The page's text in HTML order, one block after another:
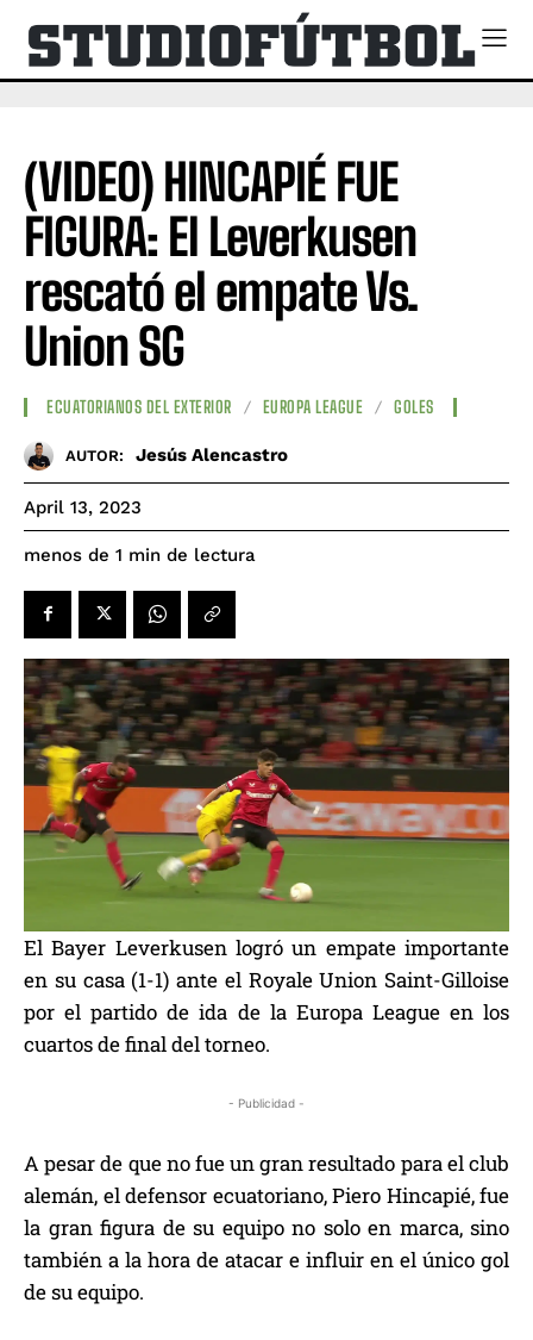
(VIDEO) HINCAPIÉ FUE
FIGURA: El Leverkusen
rescató el empate Vs.
Union SG
ECUATORIANOS DEL EXTERIOR EUROPA LEAGUE GOLES
AUTOR: Jesús Alencastro
April 13, 2023
menos de 1 min de lectura
El Bayer Leverkusen logró un empate importante
en su casa (1-1) ante el Royale Union Saint-Gilloise
por el partido de ida de la Europa League en los
cuartos de final del torneo.
- Publicidad -
A pesar de que no fue un gran resultado para el club
alemán, el defensor ecuatoriano, Piero Hincapié, fue
la gran figura de su equipo no solo en marca, sino
también a la hora de atacar e influir en el único gol
de su equipo.